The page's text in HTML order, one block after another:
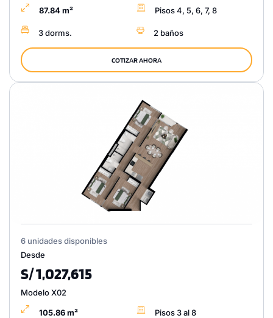
87.84 m² Pisos 4, 5, 6, 7, 8
3 dorms. 2 baños
COTIZAR AHORA
6 unidades disponibles
Desde
S/ 1,027,615
Modelo X02
105.86 m² Pisos 3 al 8